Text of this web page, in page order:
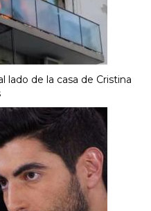
lado de la casa de Cristina